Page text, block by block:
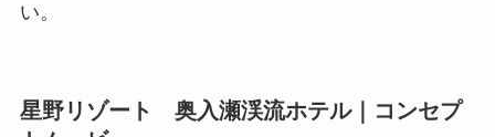
い。
星野リゾート 奥入瀬渓流ホテル｜コンセプ